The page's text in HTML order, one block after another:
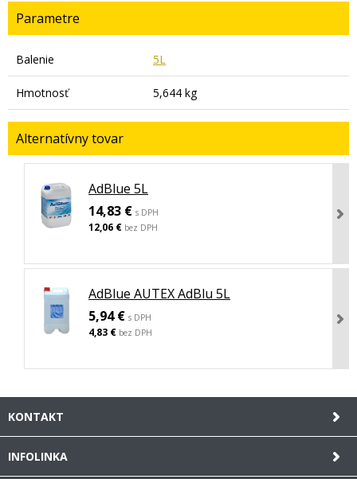
Parametre
Balenie 5L
Hmotnosť 5,644 kg
Alternatívny tovar
AdBlue 5L
14,83 € s DPH
12,06 € bez DPH
AdBlue AUTEX AdBlu 5L
5,94 € s DPH
4,83 € bez DPH
KONTAKT
INFOLINKA